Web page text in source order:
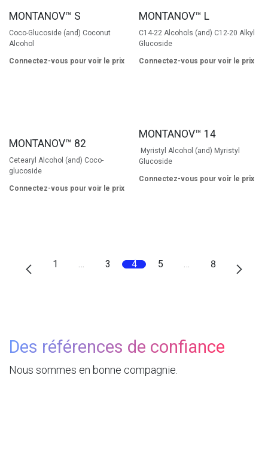
MONTANOV™ S
Coco-Glucoside (and) Coconut
Alcohol
Connectez-vous pour voir le prix
MONTANOV™ L
C14-22 Alcohols (and) C12-20 Alkyl
Glucoside
Connectez-vous pour voir le prix
MONTANOV™ 82
Cetearyl Alcohol (and) Coco-
glucoside
Connectez-vous pour voir le prix
MONTANOV™ 14
Myristyl Alcohol (and) Myristyl
Glucoside
Connectez-vous pour voir le prix
1 … 3 4 5 … 8
Des références de confiance
Nous sommes en bonne compagnie.